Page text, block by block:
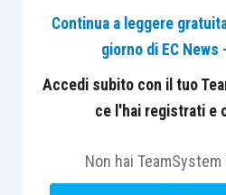
comma 2, 391, comma 3,
proposta istanza ex art. 391,
verifica della regolarità della
sicché l’esame del “merito”
insussistenza dei
estinzione del processo.
Continua a leggere
giorno di EC News
Accedi subito con il tuo
ce l'hai registrati e
Non hai TeamSystem